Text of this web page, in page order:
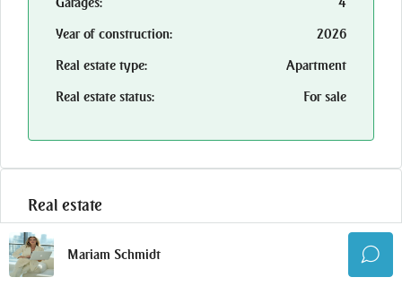
Year of construction:
2026
Real estate type:
Apartment
Real estate status:
For sale
Real estate
Outdoor shower
Mariam Schmidt